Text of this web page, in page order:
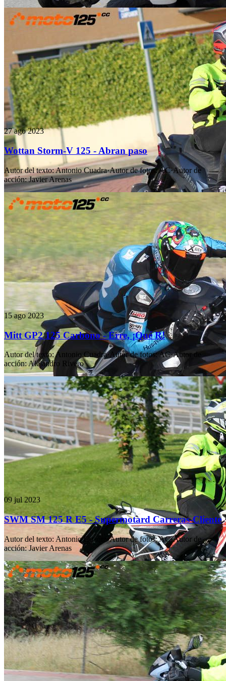
27 ago 2023
Wottan Storm-V 125 - Abran paso
Autor del texto:Antonio Cuadra·Autor de fotos:AC·Autor de
acción: Javier Arenas
15 ago 2023
Mitt GP2 125 Carbono - Erre, ¡Qué R!
Autor del texto: Antonio Cuadra·Autor de fotos:AC·Autor de
acción:Alejandro Rivero
09 jul 2023
SWM SM 125 R E5 - Supermotard Carreras-Cliente
Autor del texto: Antonio Cuadra ·Autor de fotos:AC·Autor de
acción: Javier Arenas